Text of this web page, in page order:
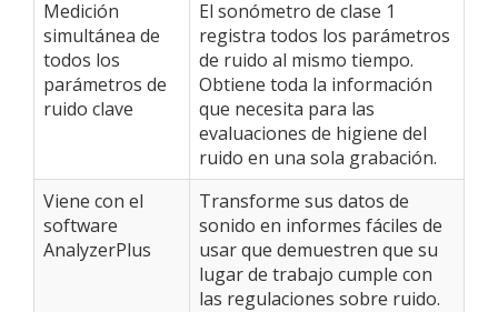
Medición
simultánea de
todos los
parámetros de
ruido clave
El sonómetro de clase 1
registra todos los parámetros
de ruido al mismo tiempo.
Obtiene toda la información
que necesita para las
evaluaciones de higiene del
ruido en una sola grabación.
Viene con el
software
AnalyzerPlus
Transforme sus datos de
sonido en informes fáciles de
usar que demuestren que su
lugar de trabajo cumple con
las regulaciones sobre ruido.